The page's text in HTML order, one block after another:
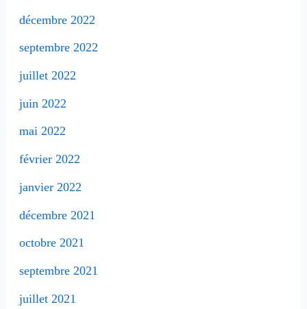
décembre 2022
septembre 2022
juillet 2022
juin 2022
mai 2022
février 2022
janvier 2022
décembre 2021
octobre 2021
septembre 2021
juillet 2021